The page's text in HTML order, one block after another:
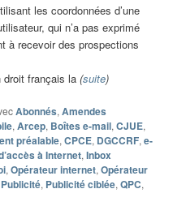
les coordonnées d’une
qui n’a pas exprimé
à recevoir des prospections
droit français la(suite)
Abonnés,Amendes
,Arcep, Boîtes e-mail,CJUE,
préalable,CPCE, DGCCRF,e-
à Internet,Inbox
,Opérateur internet,Opérateur
Publicité, Publicité ciblée,QPC,